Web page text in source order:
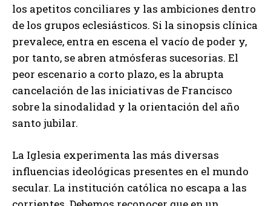
los apetitos conciliares y las ambiciones dentro
de los grupos eclesiásticos. Si la sinopsis clínica
prevalece, entra en escena el vacío de poder y,
por tanto, se abren atmósferas sucesorias. El
peor escenario a corto plazo, es la abrupta
cancelación de las iniciativas de Francisco
sobre la sinodalidad y la orientación del año
santo jubilar.
La Iglesia experimenta las más diversas
influencias ideológicas presentes en el mundo
secular. La institución católica no escapa a las